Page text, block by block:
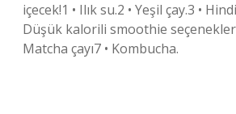
içecek!1 • Ilık su.2 • Yeşil çay.3 •
Düşük kalorili smoothie
Matcha çayı7 • Kombucha.